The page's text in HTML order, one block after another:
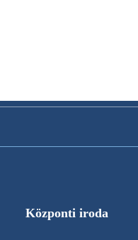
Központi iroda